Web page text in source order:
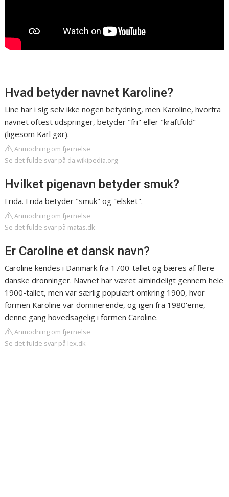
Hvad betyder navnet Karoline?
Line har i sig selv ikke nogen betydning, men Karoline, hvorfra
navnet oftest udspringer, betyder "fri" eller "kraftfuld"
(ligesom Karl gør).
Anmodning om fjernelse
Se det fulde svar på da.wikipedia.org
Hvilket pigenavn betyder smuk?
Frida. Frida betyder "smuk" og "elsket".
Anmodning om fjernelse
Se det fulde svar på matas.dk
Er Caroline et dansk navn?
Caroline kendes i Danmark fra 1700-tallet og bæres af flere
danske dronninger. Navnet har været almindeligt gennem hele
1900-tallet, men var særlig populært omkring 1900, hvor
formen Karoline var dominerende, og igen fra 1980'erne,
denne gang hovedsagelig i formen Caroline.
Anmodning om fjernelse
Se det fulde svar på lex.dk